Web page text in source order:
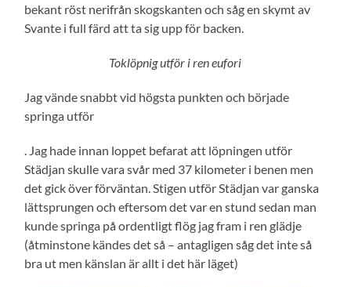
bekant röst nerifrån skogskanten och såg en skymt av
Svante i full färd att ta sig upp för backen.
Toklöpnig utför i ren eufori
Jag vände snabbt vid högsta punkten och började
springa utför
. Jag hade innan loppet befarat att löpningen utför
Städjan skulle vara svår med 37 kilometer i benen men
det gick över förväntan. Stigen utför Städjan var ganska
lättsprungen och eftersom det var en stund sedan man
kunde springa på ordentligt flög jag fram i ren glädje
(åtminstone kändes det så – antagligen såg det inte så
bra ut men känslan är allt i det här läget)